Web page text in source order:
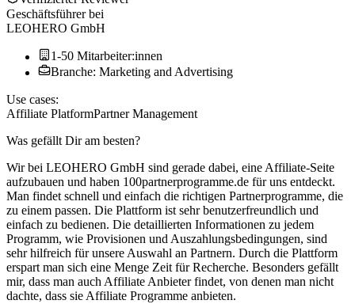
Geschäftsführerbei
LEOHERO GmbH
1-50 Mitarbeiter:innen
Branche: Marketing and Advertising
Use cases:
Affiliate PlatformPartner Management
Was gefällt Dir am besten?
Wir bei LEOHERO GmbH sind gerade dabei, eine Affiliate-Seite
aufzubauen und haben 100partnerprogramme.de für uns entdeckt.
Man findet schnell und einfach die richtigen Partnerprogramme, die
zu einem passen. Die Plattform ist sehr benutzerfreundlich und
einfach zu bedienen. Die detaillierten Informationen zu jedem
Programm, wie Provisionen und Auszahlungsbedingungen, sind
sehr hilfreich für unsere Auswahl an Partnern. Durch die Plattform
erspart man sich eine Menge Zeit für Recherche. Besonders gefällt
mir, dass man auch Affiliate Anbieter findet, von denen man nicht
dachte, dass sie Affiliate Programme anbieten.